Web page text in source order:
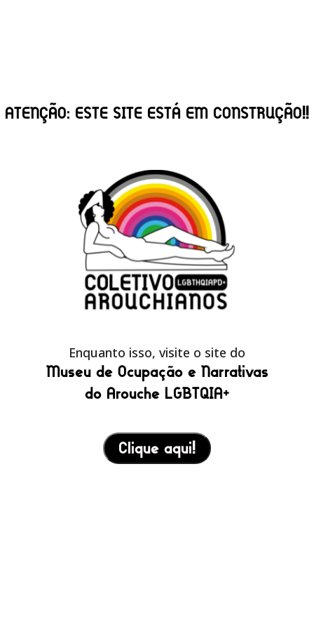
ATENÇÃO: ESTE SITE ESTÁ EM CONSTRUÇÃO!!
Enquanto isso, visite o site do
Museu de Ocupação e Narrativas
do Arouche LGBTQIA+
Clique aqui!